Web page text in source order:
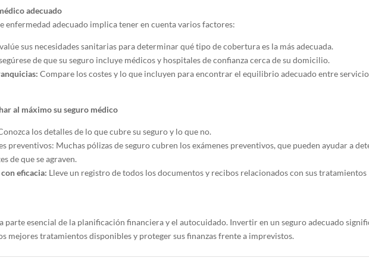
adecuado
enfermedad adecuado implica tener en cuenta varios factores:
sus necesidades sanitarias para determinar qué tipo de cobertura es la más adecuada.
de que su seguro incluye médicos y hospitales de confianza cerca de su domicilio.
Compare los costes y lo que incluyen para encontrar el equilibrio adecuado entre
al máximo su seguro médico
los detalles de lo que cubre su seguro y lo que no.
preventivos: Muchas pólizas de seguro cubren los exámenes preventivos, que pueden ayudar a
de que se agraven.
eficacia: Lleve un registro de todos los documentos y recibos relacionados con sus tratamientos
parte esencial de la planificación financiera y el autocuidado. Invertir en un seguro adecuado
mejores tratamientos disponibles y proteger sus finanzas frente a imprevistos.